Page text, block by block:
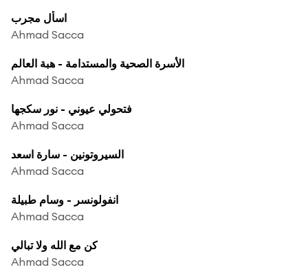
اسأل مجرب
Ahmad Sacca
الأسرة الصحية والمستدامة - هبة العالم
Ahmad Sacca
فتحولي عيوني - نور سكجها
Ahmad Sacca
السيروتونين - سارة اسعد
Ahmad Sacca
انفولونسر - وسام طبيلة
Ahmad Sacca
كن مع الله ولا تبالي
Ahmad Sacca